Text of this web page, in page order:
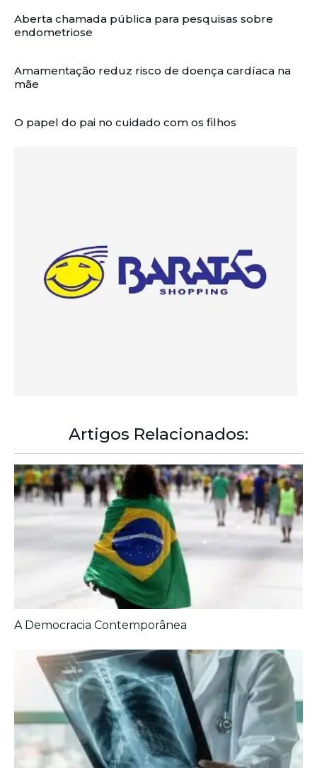
Aberta chamada pública para pesquisas sobre
endometriose
Amamentação reduz risco de doença cardíaca na
mãe
O papel do pai no cuidado com os filhos
Artigos Relacionados:
A Democracia Contemporânea